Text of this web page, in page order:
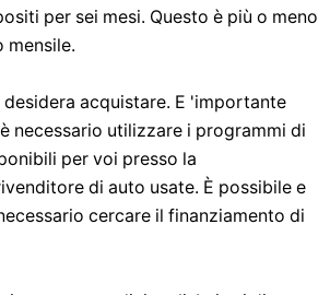
per sei mesi. Questo è più o meno
mensile.
acquistare. E 'importante
necessario utilizzare i programmi di
per voi presso la
di auto usate. È possibile e
cercare il finanziamento di